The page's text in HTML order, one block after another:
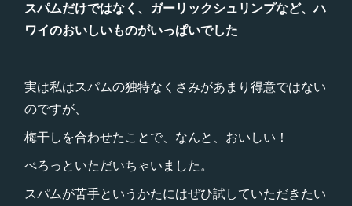
スパムだけではなく、ガーリックシュリンプなど、ハ
ワイのおいしいものがいっぱいでした
実は私はスパムの独特なくさみがあまり得意ではない
のですが、
梅干しを合わせたことで、なんと、おいしい！
ぺろっといただいちゃいました。
スパムが苦手というかたにはぜひ試していただきたい